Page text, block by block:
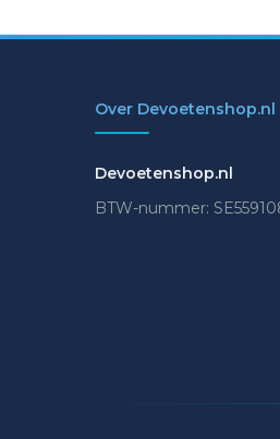
Over Devoetenshop.nl
Devoetenshop.nl
BTW-nummer: